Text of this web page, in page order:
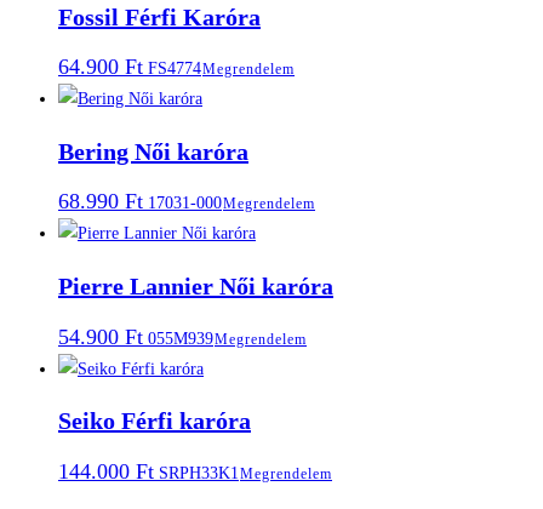
Fossil Férfi Karóra
64.900 Ft FS4774Megrendelem
Bering Női karóra
68.990 Ft 17031-000Megrendelem
Pierre Lannier Női karóra
54.900 Ft 055M939Megrendelem
Seiko Férfi karóra
144.000 Ft SRPH33K1 Megrendelem